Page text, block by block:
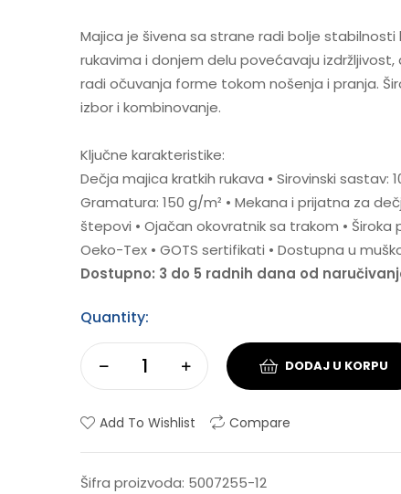
Majica je šivena sa strane radi bolje stabilnosti
rukavima i donjem delu povećavaju
radi očuvanja forme tokom nošenja i pranja.
izbor i kombinovanje.
Ključne karakteristike:
Dečja majica kratkih rukava • Sirovinski sastav:
Gramatura: 150 g/m² • Mekana i prijatna za
štepovi • Ojačan okovratnik sa trakom • Široka
Oeko-Tex • GOTS sertifikati • Dostupna u
Dostupno: 3 do 5 radnih dana od
Quantity:
DODAJ U KORPU
Add To Wishlist Compare
Šifra proizvoda: 5007255-12